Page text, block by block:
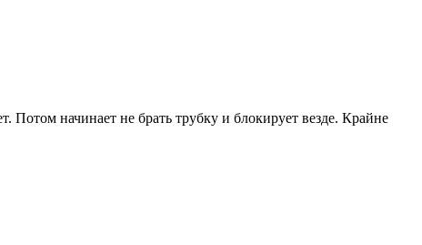
Потом начинает не брать трубку и блокирует везде. Крайне